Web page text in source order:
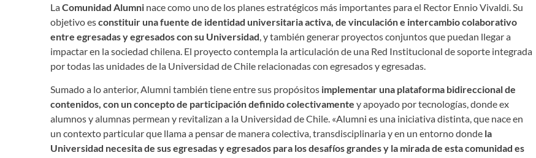
LaComunidad Alumni nace como uno de los planes estratégicos más importantes para el Rector Ennio Vivaldi. Su
objetivo esconstituir una fuente de identidad universitaria activa, de vinculación e intercambio colaborativo
entre egresadas y egresados con su Universidad , y también generar proyectos conjuntos que puedan llegar a
impactar en la sociedad chilena. El proyecto contempla la articulación de una Red Institucional de soporte integrada
por todas las unidades de la Universidad de Chile relacionadas con egresados y egresadas.
Sumado a lo anterior, Alumni también tiene entre sus propósitos implementar una plataforma bidireccional de
contenidos, con un concepto de participación definido colectivamente y apoyado por tecnologías, donde ex
alumnos y alumnas permean y revitalizan a la Universidad de Chile. «Alumni es una iniciativa distinta, que nace en
un contexto particular que llama a pensar de manera colectiva, transdisciplinaria y en un entorno donde la
Universidad necesita de sus egresadas y egresados para los desafíos grandes y la mirada de esta comunidad es